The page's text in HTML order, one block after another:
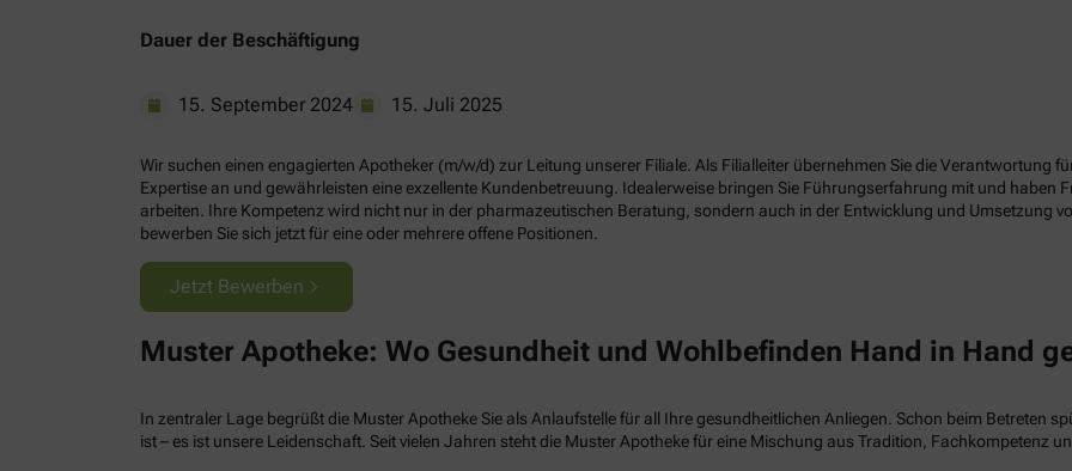
Dauer der Beschäftigung
15. September 2024 15. Juli 2025
Wir suchen einen engagierten Apotheker (m/w/d) zur Leitung unserer Filiale. Als Filialleiter übernehmen Sie die Verantwortung
Expertise an und gewährleisten eine exzellente Kundenbetreuung. Idealerweise bringen Sie Führungserfahrung mit und haben
arbeiten. Ihre Kompetenz wird nicht nur in der pharmazeutischen Beratung, sondern auch in der Entwicklung und Umsetzung
bewerben Sie sich jetzt für eine oder mehrere offene Positionen.
Jetzt Bewerben
Muster Apotheke: Wo Gesundheit und Wohlbefinden Hand in Hand
In zentraler Lage begrüßt die Muster Apotheke Sie als Anlaufstelle für all Ihre gesundheitlichen Anliegen. Schon beim Betreten
ist – es ist unsere Leidenschaft. Seit vielen Jahren steht die Muster Apotheke für eine Mischung aus Tradition, Fachkompetenz